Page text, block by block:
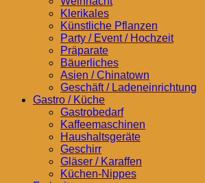
Klerikales
Künstliche Pflanzen
Party / Event / Hochzeit
Präparate
Bäuerliches
Asien / Chinatown
Geschäft / Ladeneinrichtung
Gastro / Küche
Gastrobedarf
Kaffeemaschinen
Haushaltsgeräte
Geschirr
Gläser / Karaffen
Küchen-Nippes